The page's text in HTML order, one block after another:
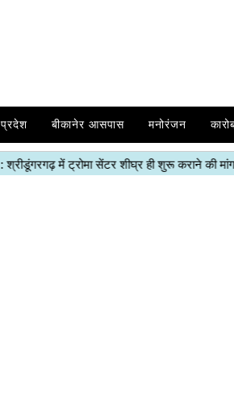
प्रदेश बीकानेर आसपास मनोरंजन